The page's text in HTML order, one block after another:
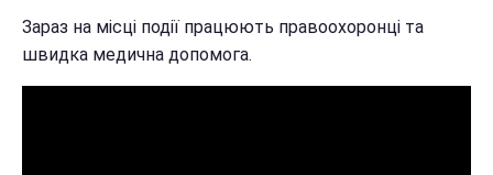
Зараз на місці події працюють правоохоронці та
швидка медична допомога.